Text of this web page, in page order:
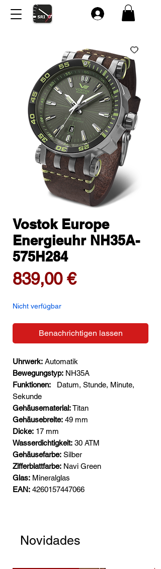
Vostok Europe
Energieuhr NH35A-
575H284
839,00 €Preis
Nicht verfügbar
Benachrichtigen lassen
Uhrwerk: Automatik
Bewegungstyp: NH35A
Funktionen:
Datum, Stunde, Minute,
Sekunde
Gehäusematerial:Titan
Gehäusebreite: 49 mm
Dicke: 17 mm
Wasserdichtigkeit: 30 ATM
Gehäusefarbe: Silber
Zifferblattfarbe: Navi Green
Glas: Mineralglas
EAN: 4260157447066
Novidades